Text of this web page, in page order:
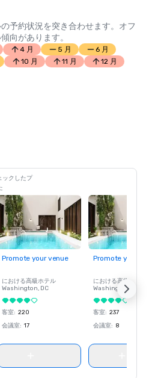
予約状況を突き合わせます。オフ
向があります。
4 月 5 月
6 月
10 月 11 月 12 月
クしたプ
Promote your venue
における高級ホテル
Washington, DC
客室: 220
会議室: 17
Promote your
における高級ホテル
Washington
客室: 237
会議室: 8